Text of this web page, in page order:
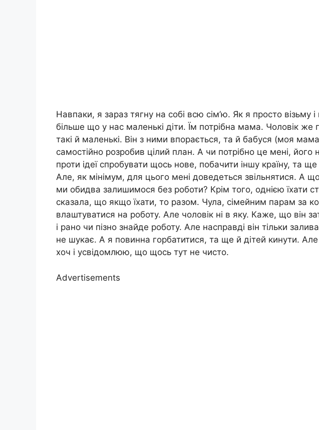
Навпаки, я зараз тягну на собі всю сім’ю. Як я просто візьму
більше що у нас маленькі діти. Їм потрібна мама. Чоловік же
такі й маленькі. Він з ними впорається, та й бабуся (моя
самостійно розробив цілий план. А чи потрібно це мені, його
проти ідеї спробувати щось нове, побачити іншу країну, та
Але, як мінімум, для цього мені доведеться звільнятися. А
ми обидва залишимося без роботи? Крім того, однією їхати
сказала, що якщо їхати, то разом. Чула, сімейним парам за
влаштуватися на роботу. Але чоловік ні в яку. Каже, що він
і рано чи пізно знайде роботу. Але насправді він тільки
не шукає. А я повинна горбатитися, та ще й дітей кинути. Але
хоч і усвідомлюю, що щось тут не чисто.
Advertisements